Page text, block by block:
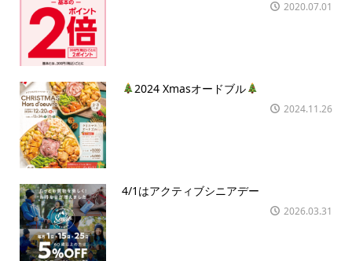
2020.07.01
2024 Xmasオードブル
2024.11.26
4/1はアクティブシニアデー
2026.03.31